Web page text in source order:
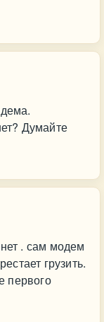
Думайте
. сам модем
грузить.
первого